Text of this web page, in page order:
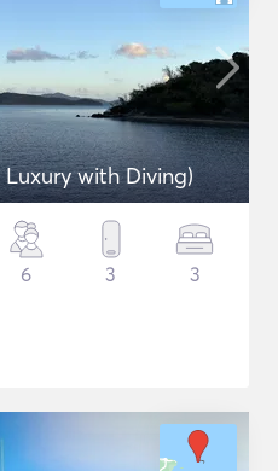
with Diving)
6 3 3